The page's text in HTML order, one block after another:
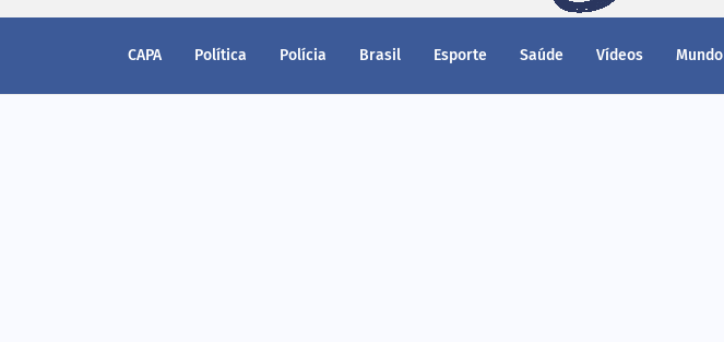
CAPA Política Polícia Brasil Esporte Saúde Vídeos Mundo